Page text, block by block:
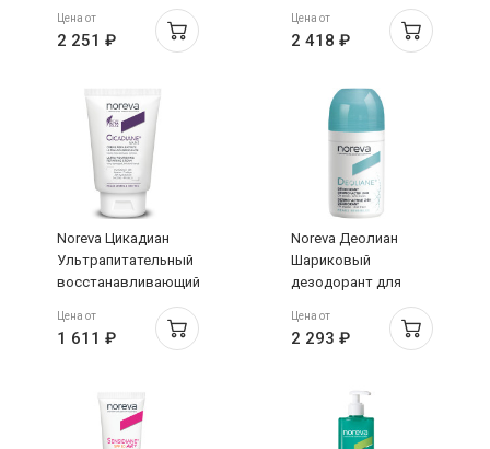
Цена от
2 251 ₽
применения 125мл
Цена от
2 418 ₽
Noreva Цикадиан
Ультрапитательный
восстанавливающий
крем для рук 50мл
Цена от
1 611 ₽
Noreva Деолиан
Шариковый
дезодорант для
кожи 50мл
Цена от
2 293 ₽